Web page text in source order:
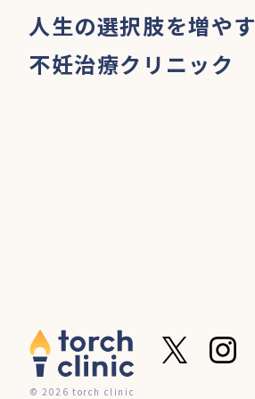
人生の選択肢を増やす
不妊治療クリニック
© 2026 torch clinic